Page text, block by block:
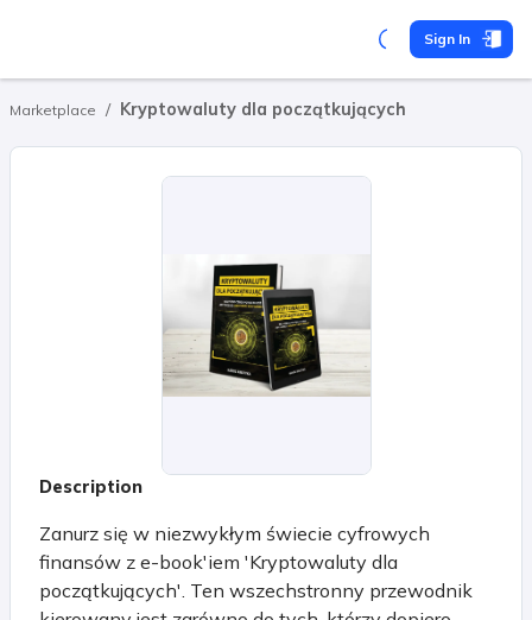
Sign In
Marketplace / Kryptowaluty dla początkujących
Description
Zanurz się w niezwykłym świecie cyfrowych
finansów z e-book'iem 'Kryptowaluty dla
początkujących'. Ten wszechstronny przewodnik